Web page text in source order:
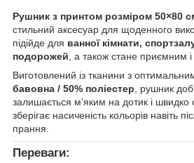
Рушник з принтом розміром 50×80
стильний аксесуар для щоденного
підійде для ванної кімнати,
подорожей, а також стане приємним
Виготовлений із тканини з
бавовна / 50% поліестер, рушник
залишається м’яким на дотик і
зберігає насиченість кольорів навіть
прання.
Переваги: